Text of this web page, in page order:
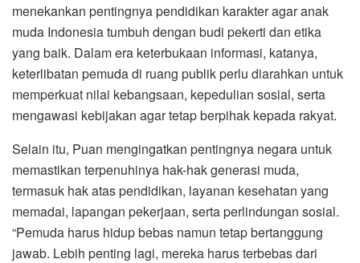
menekankan pentingnya pendidikan karakter agar anak
muda Indonesia tumbuh dengan budi pekerti dan etika
yang baik. Dalam era keterbukaan informasi, katanya,
keterlibatan pemuda di ruang publik perlu diarahkan untuk
memperkuat nilai kebangsaan, kepedulian sosial, serta
mengawasi kebijakan agar tetap berpihak kepada rakyat.
Selain itu, Puan mengingatkan pentingnya negara untuk
memastikan terpenuhinya hak-hak generasi muda,
termasuk hak atas pendidikan, layanan kesehatan yang
memadai, lapangan pekerjaan, serta perlindungan sosial.
“Pemuda harus hidup bebas namun tetap bertanggung
jawab. Lebih penting lagi, mereka harus terbebas dari